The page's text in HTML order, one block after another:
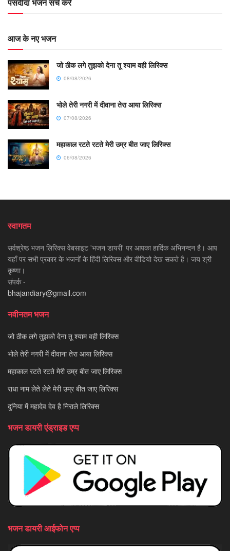
आज के नए भजन
जो ठीक लगे तुझको देना तू श्याम वही लिरिक्स
08/08/2026
भोले तेरी नगरी में दीवाना तेरा आया लिरिक्स
07/08/2026
महाकाल रटते रटते मेरी उम्र बीत जाए लिरिक्स
06/08/2026
स्वागतम
सर्वश्रेष्ठ भजन लिरिक्स वेबसाइट 'भजन डायरी' पर आपका हार्दिक अभिनन्दन है। आप
यहाँ पर सभी प्रकार के भजनों के हिंदी लिरिक्स और वीडियो देख सकते है। जय श्री
कृष्णा।
संपर्क -
bhajandiary@gmail.com
नवीनतम भजन
जो ठीक लगे तुझको देना तू श्याम वही लिरिक्स
भोले तेरी नगरी में दीवाना तेरा आया लिरिक्स
महाकाल रटते रटते मेरी उम्र बीत जाए लिरिक्स
राधा नाम लेते लेते मेरी उम्र बीत जाए लिरिक्स
दुनिया में महादेव देव है निराले लिरिक्स
भजन डायरी एंड्राइड एप्प
भजन डायरी आईफोन एप्प